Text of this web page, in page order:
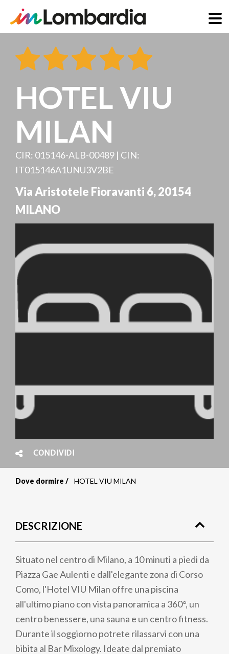
contenuto
HOTEL VIU
MILAN
CIR: 015146-ALB-00489 | CIN:
IT015146A1UNU3V2BE
Via Aristotele Fioravanti 6,20154
MILANO
CONDIVIDI
pane
Dove dormire HOTEL VIU MILAN
DESCRIZIONE
Situato nel centro di Milano, a 10 minuti a piedi da
Piazza Gae Aulenti e dall'elegante zona di Corso
Como, l'Hotel VIU Milan offre una piscina
all'ultimo piano con vista panoramica a 360°, un
centro benessere, una sauna e un centro fitness.
Durante il soggiorno potrete rilassarvi con una
bibita al Bar Mixology. Ideate dal premiato